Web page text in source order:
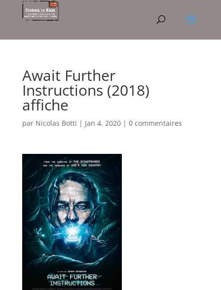
Await Further
Instructions (2018)
affiche
par Nicolas Botti | Jan 4, 2020| 0 commentaires